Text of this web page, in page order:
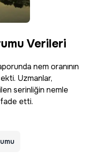
Verileri
nem oranının
Uzmanlar,
serinliğin nemle
etti.